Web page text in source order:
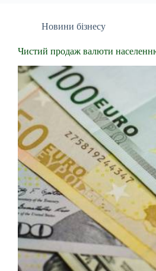
Новини бізнесу
Чистий продаж валюти